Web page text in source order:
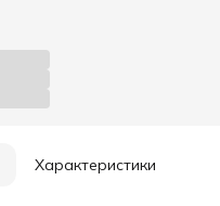
Характеристики